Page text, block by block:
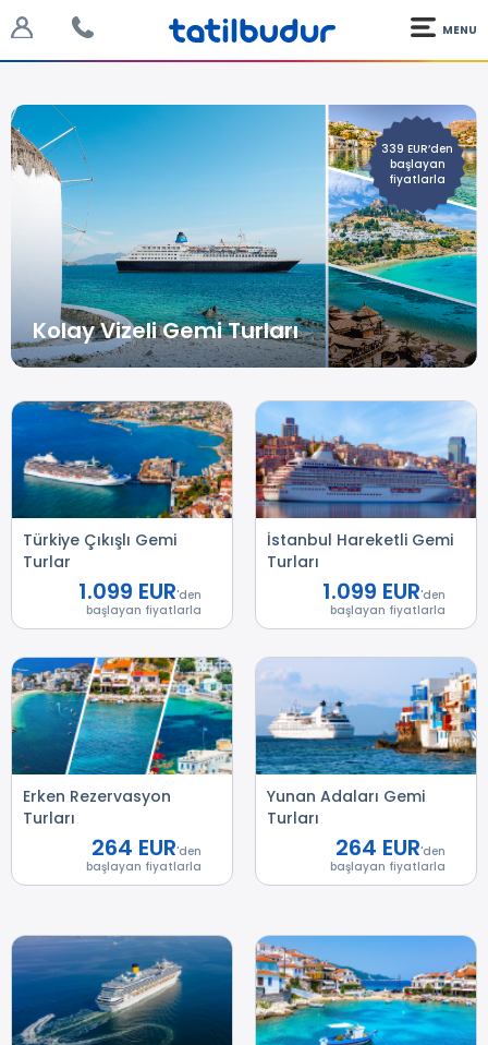
MENU
Kolay Vizeli Gemi Turları
339 EUR’den
başlayan
fiyatlarla
Türkiye Çıkışlı Gemi
Turlar
1.099 EUR'den
başlayan fiyatlarla
İstanbul Hareketli Gemi
Turları
1.099 EUR'den
başlayan fiyatlarla
Erken Rezervasyon
Turları
264 EUR'den
başlayan fiyatlarla
Yunan Adaları Gemi
Turları
264 EUR'den
başlayan fiyatlarla